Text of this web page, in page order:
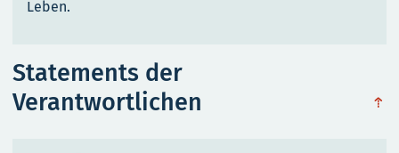
Leben.
Statements der
Verantwortlichen